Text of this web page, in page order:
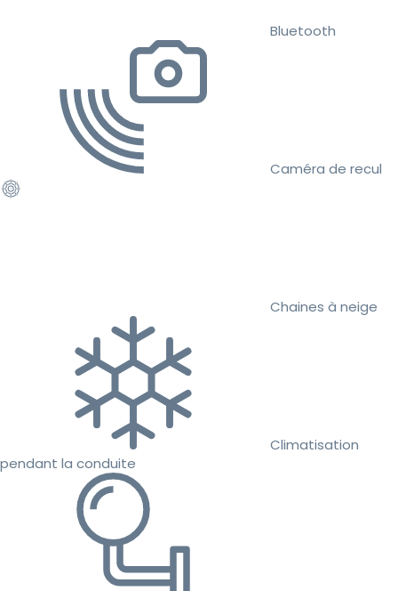
Bluetooth
Caméra de recul
Chaines à neige
Climatisation
pendant la conduite